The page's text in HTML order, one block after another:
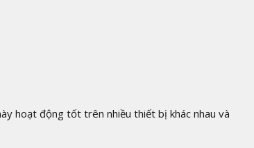
hoạt động tốt trên nhiều thiết bị khác nhau và